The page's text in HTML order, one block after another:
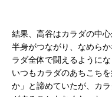
結果、高谷はカラダの中
半身がつながり、なめら
ラダ全体で闘えるように
いつもカラダのあちこち
か」と諦めていたが、カ